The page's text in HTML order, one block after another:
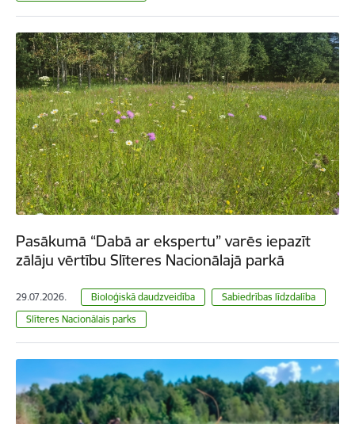
Pasākumā “Dabā ar ekspertu” varēs iepazīt
zālāju vērtību Slīteres Nacionālajā parkā
29.07.2026. Bioloģiskā daudzveidība
Sabiedrības līdzdalība
Slīteres Nacionālais parks